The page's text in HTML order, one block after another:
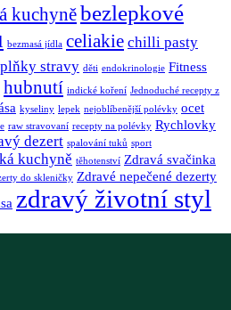
kuchyněbezlepkové
bezmasá jídla celiakie chilli pasty
stravy děti endokrinologie Fitness
hubnutí indické koření Jednoduché recepty z
kyseliny lepek nejoblíbenější polévky ocet
raw stravovaní recepty na polévky Rychlovky
dezert spalování tuků sport
kuchyně těhotenství Zdravá svačinka
do skleničky Zdravé nepečené dezerty
zdravý životní styl